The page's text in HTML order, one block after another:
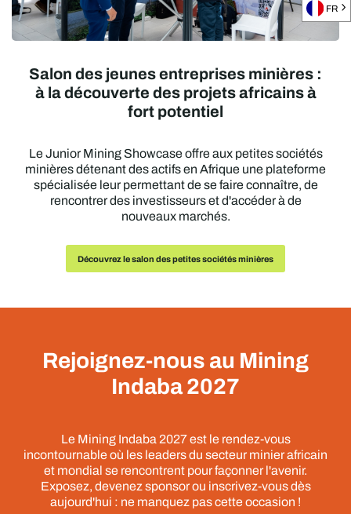
Salon des jeunes entreprises minières :
à la découverte des projets africains à
fort potentiel
Le Junior Mining Showcase offre aux petites sociétés
minières détenant des actifs en Afrique une plateforme
spécialisée leur permettant de se faire connaître, de
rencontrer des investisseurs et d'accéder à de
nouveaux marchés.
Découvrez le salon des petites sociétés minières
Rejoignez-nous au Mining
Indaba 2027
Le Mining Indaba 2027 est le rendez-vous
incontournable où les leaders du secteur minier africain
et mondial se rencontrent pour façonner l'avenir.
Exposez, devenez sponsor ou inscrivez-vous dès
aujourd'hui : ne manquez pas cette occasion !
FR